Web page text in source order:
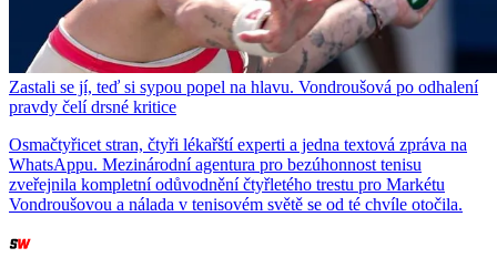
Zastali se jí, teď si sypou popel na hlavu. Vondroušová po odhalení
pravdy čelí drsné kritice
Osmačtyřicet stran, čtyři lékařští experti a jedna textová zpráva na
WhatsAppu. Mezinárodní agentura pro bezúhonnost tenisu
zveřejnila kompletní odůvodnění čtyřletého trestu pro Markétu
Vondroušovou a nálada v tenisovém světě se od té chvíle otočila.